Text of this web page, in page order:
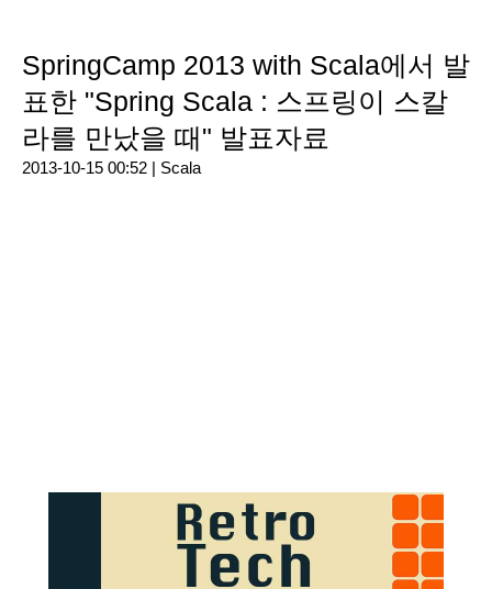
SpringCamp 2013 with Scala에서 발
표한 "Spring Scala : 스프링이 스칼
라를 만났을 때" 발표자료
2013-10-15 00:52 | Scala